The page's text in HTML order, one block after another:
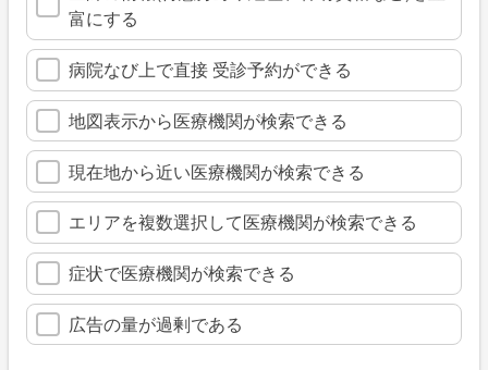
富にする
病院なび上で直接 受診予約ができる
地図表示から医療機関が検索できる
現在地から近い医療機関が検索できる
エリアを複数選択して医療機関が検索できる
症状で医療機関が検索できる
広告の量が過剰である